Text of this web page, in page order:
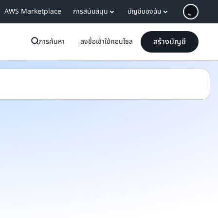
AWS Marketplace การสนับสนุน บัญชีของฉัน
การค้นหา ลงชื่อเข้าใช้คอนโซล สร้างบัญชี